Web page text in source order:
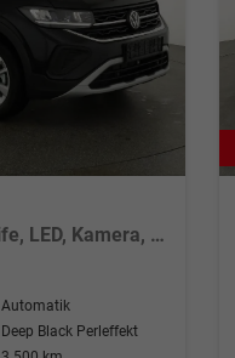
1.0 TSI 85 kW Life DSG Life, LED, Kamera, ACC, Side, Winter, 17-Zoll, 3-J. Garantie
Automatik
Deep Black Perleffekt